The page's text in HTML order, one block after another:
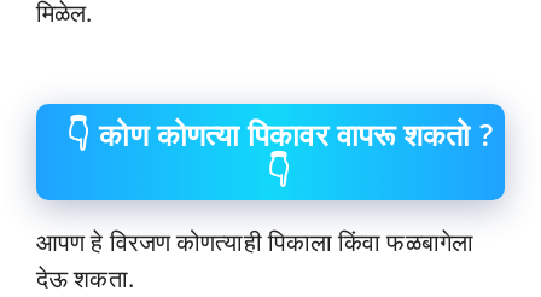
मिळेल.
👇 कोण कोणत्या पिकावर वापरू शकतो ?
👇
आपण हे विरजण कोणत्याही पिकाला किंवा फळबागेला
देऊ शकता.